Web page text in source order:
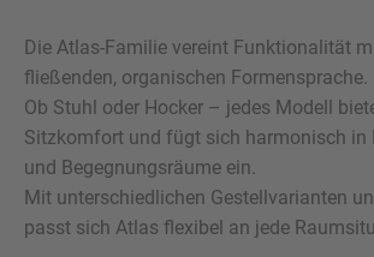
Referenzen /
Brandschutz
Schulstühle
GRIPZ Serie
Levo
Konferenzstühle
Atlas
Felt Serie
Be Hybrid
Bürostühle
Be Fine
Be Proud
Hocker
Scool
Sitzbänke
Tische
Schultische
Flexi90
DerKreis
Alma
Konferenz- /
VPAX
Skeef
Sitz- / Stehtische
Boomerang
Arbeitsplätze
Loungemöbel
Bold - Sofa & Tisch
Moi
Low Seat - Lounge- und
Aufbewahrung
All-in-One
Multikast
Kreative Lernmöbel
Wireworks
Hörsaal-Ausstattung
Lehr- und Lernräume
Lehrerzimmer und
Aufenthalt, Flur, Aula &
Bibliothek, Mediathek
Büro-/Konferenzräume
Aktuelles
Kontakt
Service
Kataloge
Die Atlas-Familie vereint Funktionalität
fließenden, organischen Formensprache.
Ob Stuhl oder Hocker – jedes Modell
Sitzkomfort und fügt sich harmonisch in
und Begegnungsräume ein.
Mit unterschiedlichen Gestellvarianten
passt sich Atlas flexibel an jede